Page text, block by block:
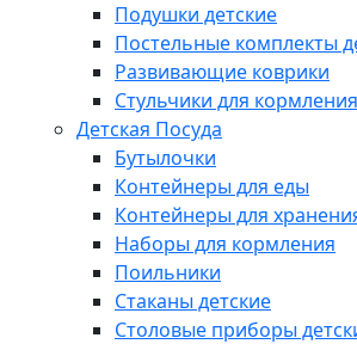
Подушки детские
Постельные комплекты
Развивающие коврики
Стульчики для кормления
Детская Посуда
Бутылочки
Контейнеры для еды
Контейнеры для
Наборы для кормления
Поильники
Стаканы детские
Столовые приборы